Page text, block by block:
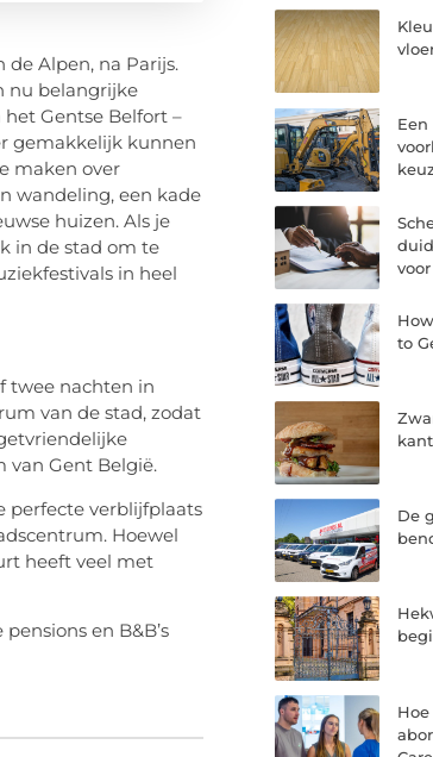
Alpen, na Parijs.
nu belangrijke
het Gentse Belfort –
gemakkelijk kunnen
maken over
wandeling, een kade
huizen. Als je
in de stad om te
in heel
twee nachten in
van de stad, zodat
van Gent België.
perfecte verblijfplaats
Hoewel
heeft veel met
en B&B’s
to
De